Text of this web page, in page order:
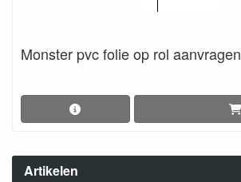
Artikelen
Monster pvc folie op rol aanvragen